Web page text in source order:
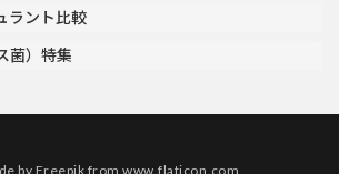
ラント比較
菌）特集
by Freepik fromwww.flaticon.com